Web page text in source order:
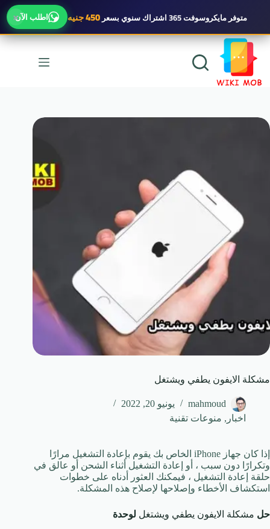
× متوفرمايكروسوفت 365 اشتراك سنوي بسعر450 جنيه اطلب الآن
التجاوز
المحتوى
مشكلة الايفون يطفي ويشتغل
mahmoud
يونيو 20, 2022
اخبار , منوعات تقنية
إذا كان جهاز iPhone الخاص بك يقوم بإعادة التشغيل مرارًا
وتكرارًا دون سبب ، أو إعادة التشغيل أثناء الشحن أو عالق في
حلقة إعادة التشغيل ، فيمكنك العثور أدناه على خطوات
استكشاف الأخطاء وإصلاحها لإصلاح هذه المشكلة.
حل مشكلة الايفون يطفي ويشتغل لوحدة